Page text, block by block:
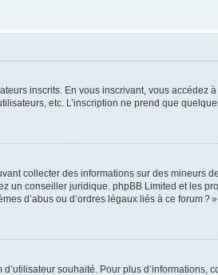
inscrits. En vous inscrivant, vous accédez
etc. L’inscription ne prend que
collecter des informations sur des mineurs
un conseiller juridique. phpBB Limited et les
d’abus ou d’ordres légaux liés à ce forum ? ».
souhaité. Pour plus d’informations,